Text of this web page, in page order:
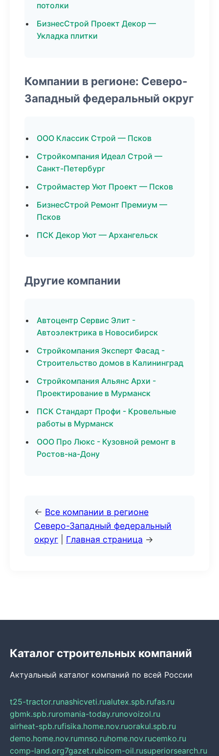
потолки
БизнесСтрой Проект Декор —
Укладка плитки
Компании в регионе: Северо-
Западный федеральный округ
ООО Классик Строй — Псков
Стройкомпания Идеал Строй —
Санкт-Петербург
Строймастер Уют Проект — Псков
БизнесСтрой Ремонт Премиум —
Псков
ПСК Декор Уют — Архангельск
Другие компании
Автоцентр Сервис Элит -
Автоэлектрика в Новосибирск
Стройкомпания Эксперт Фасад -
Строительство домов в Калининград
Стройкомпания Альянс Архи -
Проектирование в Мурманск
ПСК Стандарт Профи - Кровельные
работы в Мурманск
ООО Про Люкс - Кузовной ремонт в
Ростов-на-Дону
← Все компании в регионе
Северо-Западный федеральный
округ
Главная страница →
Каталог строительных компаний
Актуальный каталог компаний по всей России
t25-tractor.runashicveti.rualutex.spb.rufas.ru
gbmk.spb.ruromania-today.runovoizol.ru
airheat-spb.rufisika.home.nov.ruorakul.spb.ru
demo.home.nov.rumnso.ruhome.nov.rucemko.ru
comp-land.org7gazet.rubicom-oil.rusuperiorsearch.ru